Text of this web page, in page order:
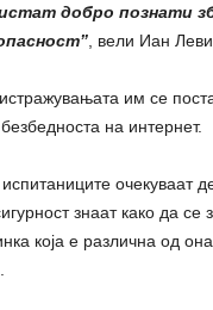
добро познати
, вели Иан
им се
на интернет.
очекуваат
знаат како да
која е различна од